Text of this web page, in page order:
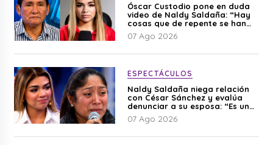
Óscar Custodio pone en duda
video de Naldy Saldaña: “Hay
cosas que de repente se han
editado”
07 Ago 2026
ESPECTÁCULOS
Naldy Saldaña niega relación
con César Sánchez y evalúa
denunciar a su esposa: “Es una
difamación”
07 Ago 2026